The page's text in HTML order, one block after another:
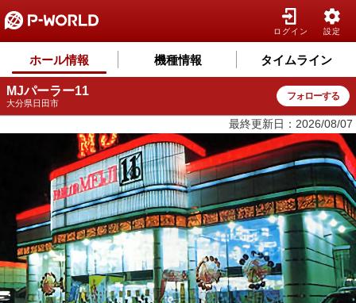
ログイン 設定
ホール情報 機種情報 タイムライン
MJパーラー11
大分県日田市
フォローする
最終更新日：2026/08/07